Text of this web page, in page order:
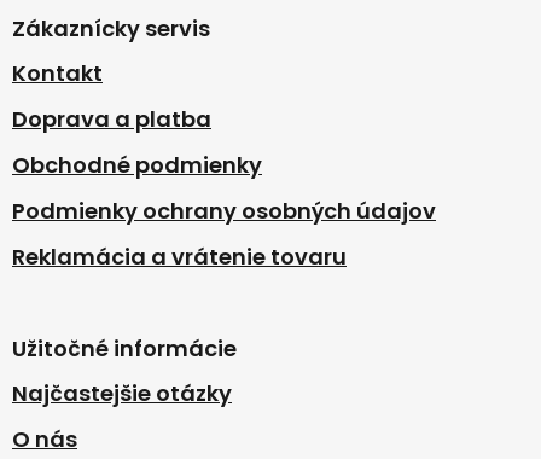
p
ä
e
Zákaznícky servis
Kontakt
Doprava a platba
Obchodné podmienky
Podmienky ochrany osobných údajov
Reklamácia a vrátenie tovaru
Užitočné informácie
Najčastejšie otázky
O nás